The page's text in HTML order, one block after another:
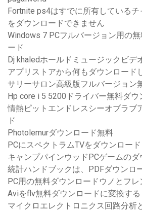
Fortnite ps4はすでに所有している
をダウンロードできません
Windows 7 PCフルバージョン用の
ード
Dj khaledホールドミュージックビデ
アプリストアから何もダウンロード
サリーサロン高級版フルバージョン
Hp core i 5 5200ドライバー無料ダウ
情熱ピットエンドレスシーオブラブ
ド
Photolemurダウンロード無料
PCにスペクトラムTVをダウンロード
キャンプパインウッドPCゲームのダ
統計ハンドブックは、PDFダウンロ
PC用の無料ダウンロードウノとフレ
Aviをflv無料ダウンロードに変換する
マイクロエレクトロニクス回路分析